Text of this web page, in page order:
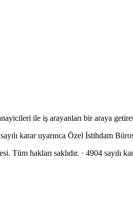
ile iş arayanları bir araya
karar uyarınca Özel İstihdam
Tüm hakları saklıdır. · 4904 sayılı